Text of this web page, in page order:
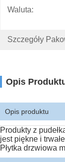
Waluta:
Szczegóły
Opis
Opis produktu
Produkty z
jest piękne i
Płytka drzwiowa